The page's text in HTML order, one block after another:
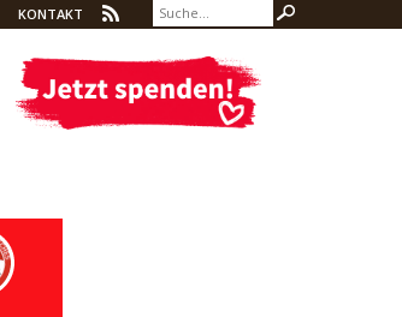
KONTAKT